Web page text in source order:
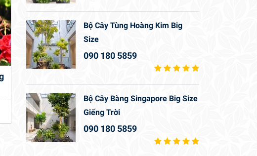
Bộ Cây Tùng Hoàng Kim Big
Size
090 180 5859
Bộ Cây Bàng Singapore Big Size
Giếng Trời
090 180 5859